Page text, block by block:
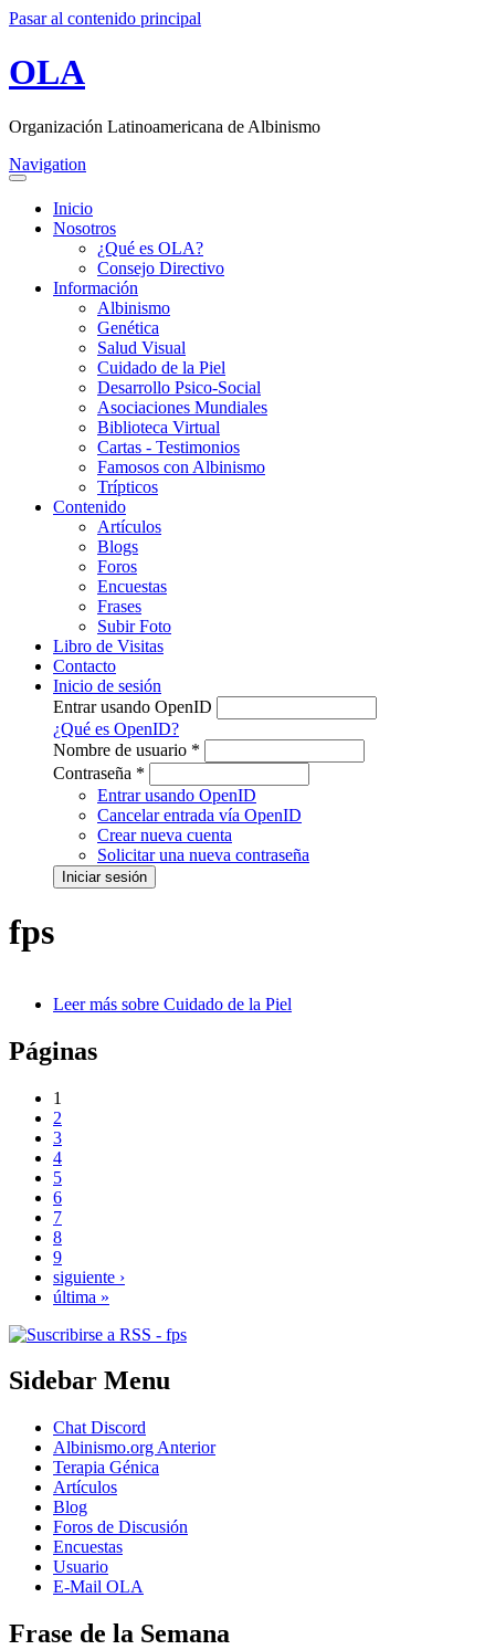
Pasar al contenido principal
OLA
Organización Latinoamericana de Albinismo
Navigation
Inicio
Nosotros
¿Qué es OLA?
Consejo Directivo
Información
Albinismo
Genética
Salud Visual
Cuidado de la Piel
Desarrollo Psico-Social
Asociaciones Mundiales
Biblioteca Virtual
Cartas - Testimonios
Famosos con Albinismo
Trípticos
Contenido
Artículos
Blogs
Foros
Encuestas
Frases
Subir Foto
Libro de Visitas
Contacto
Inicio de sesión
Entrar usando OpenID
¿Qué es OpenID?
Nombre de usuario *
Contraseña *
Entrar usando OpenID
Cancelar entrada vía OpenID
Crear nueva cuenta
Solicitar una nueva contraseña
fps
Leer más sobre Cuidado de la Piel
Páginas
1
2
3
4
5
6
7
8
9
siguiente ›
última »
Sidebar Menu
Chat Discord
Albinismo.org Anterior
Terapia Génica
Artículos
Blog
Foros de Discusión
Encuestas
Usuario
E-Mail OLA
Frase de la Semana